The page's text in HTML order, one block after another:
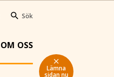
Sök
OM OSS
close
Lämna
sidan nu